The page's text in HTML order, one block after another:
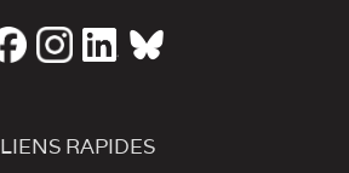
LIENS RAPIDES